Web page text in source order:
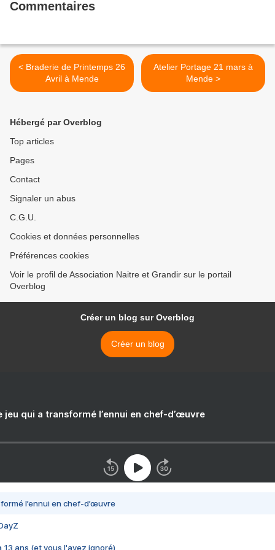
Commentaires
< Braderie de Printemps 26
Avril à Mende
Atelier Portage 21 mars à
Mende >
Hébergé par Overblog
Top articles
Pages
Contact
Signaler un abus
C.G.U.
Cookies et données personnelles
Préférences cookies
Voir le profil de Association Naitre et Grandir sur le portail
Overblog
Créer un blog sur Overblog
Créer un blog
jeu qui a transformé l’ennui en chef-d’œuvre
l’ennui en chef-d’œuvre
13 ans (et vous l'avez ignoré)